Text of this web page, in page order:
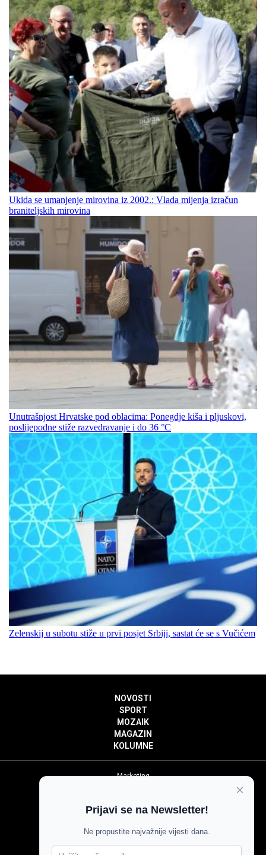
Ukida se umanjenje mirovina iz 2002.: Vlada mijenja izračun
braniteljskih mirovina
Unutrašnjost Hrvatske pod oblacima: Ponegdje kiša i pljuskovi,
poslijepodne stiže razvedravanje i do 36 °C
Zelenskij u subotu stiže u prvi posjet Srbiji, sastat će se s Vučićem
NOVOSTI
SPORT
MOZAIK
MAGAZIN
KOLUMNE
Marketing
Impressum
Pravila komentiranja
Agroglas
×
Prijavi se na Newsletter!
Ne propustite najvažnije vijesti dana.